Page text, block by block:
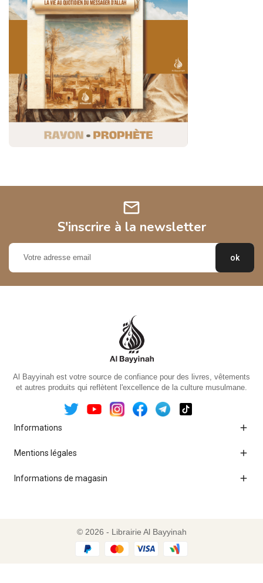
mail
S'inscrire à la newsletter
Al Bayyinah est votre source de confiance pour des livres, vêtements
et autres produits qui reflètent l'excellence de la culture musulmane.
Informations 
Mentions légales 
Informations de magasin 
© 2026 - Librairie Al Bayyinah